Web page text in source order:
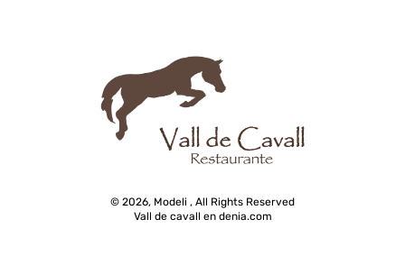
© 2026, Modeli , All Rights Reserved
Vall de cavall en denia.com